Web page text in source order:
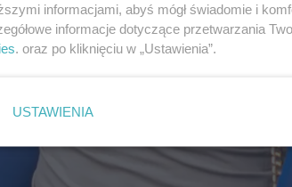
informacjami, abyś mógł świadomie i
informacje dotyczące przetwarzania
. oraz po kliknięciu w „Ustawienia”.
USTAWIENIA